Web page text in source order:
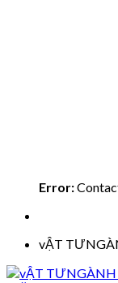
Error:
vẬT